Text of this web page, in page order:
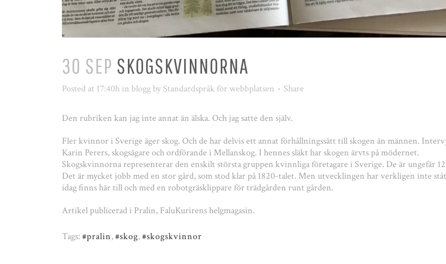
30 SEP SKOGSKVINNORNA
Posted at 17:40h in bloggby Standardspråk för webbplatsen Share
Den rubriken kan jag inte annat än älska. Och jag satte den själv.
Fler kvinnor i Sverige äger skog. Och de har delvis ett annat förhållningssätt till skogen än männen.
Karin Perers, skogsägare och ordförande i Mellanskog. I hennes släkt har skogen ärvts på mödernet.
Skogskvinnorna representerar den enskilt största gruppen kvinnliga företagare i Sverige. De är ungefär
Det är mycket jobb med en stor gård, som stod klar på 1820-talet. Men utvecklingen har verkligen inte
idag finns här till och med en robotgräsklippare för trädgården runt gården.
Artikel publicerad i Pralin, FaluKurirens helgmagasin.
Tags: #pralin,#skog,#skogskvinnor